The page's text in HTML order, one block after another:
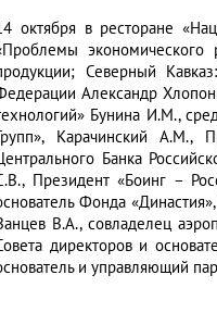
октября в ресторане
экономического
Северный
Александр
Бунина И.М.,
Карачинский А.М.,
Банка
Президент «Боинг –
Фонда
В.А., совладелец
директоров и
и управляющий